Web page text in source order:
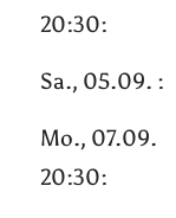
20:30:
Sa., 05.09. :
Mo., 07.09.
20:30: